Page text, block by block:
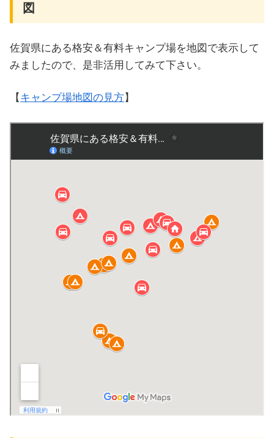
図
佐賀県にある格安＆有料キャンプ場を地図で表示して
みましたので、是非活用してみて下さい。
【 キャンプ場地図の見方】